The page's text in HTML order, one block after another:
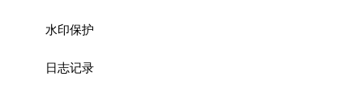
水印保护
日志记录